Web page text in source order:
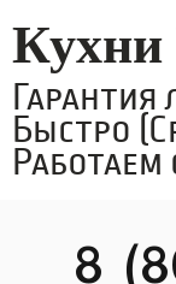
Кухни
Быстро
Работаем
8